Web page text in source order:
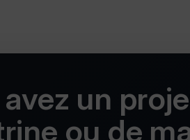
un
ou de